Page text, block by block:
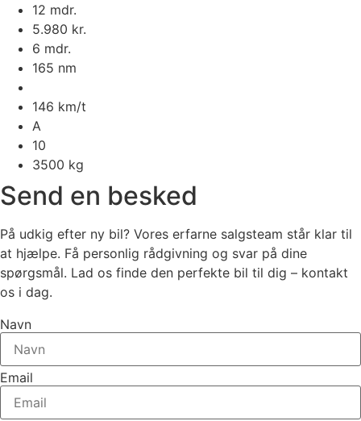
12 mdr.
5.980 kr.
6 mdr.
165 nm
146 km/t
A
10
3500 kg
Send en besked
På udkig efter ny bil? Vores erfarne salgsteam står klar til
at hjælpe. Få personlig rådgivning og svar på dine
spørgsmål. Lad os finde den perfekte bil til dig – kontakt
os i dag.
Navn
Email